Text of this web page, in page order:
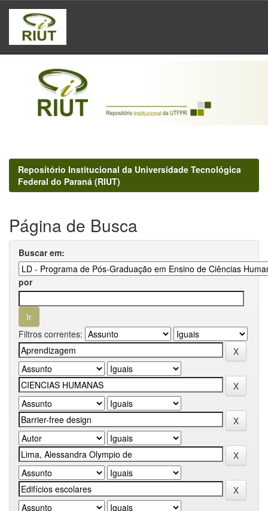
Skip
navigation
Repositório Institucional da Universidade Tecnológica
Federal do Paraná (RIUT)
Página de Busca
Buscar em:
por
Filtros correntes: